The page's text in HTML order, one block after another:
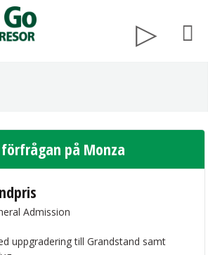
förfrågan på Monza
Admission
uppgradering till Grandstand samt